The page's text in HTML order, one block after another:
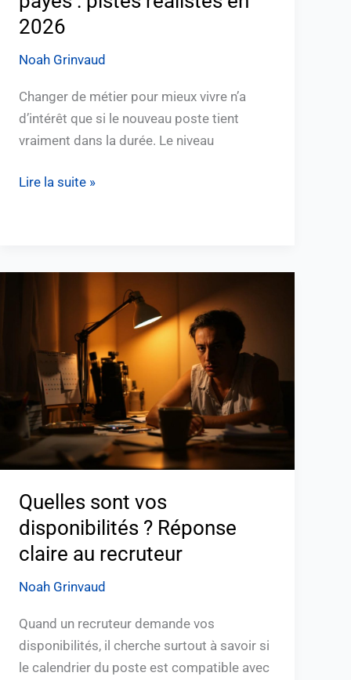
2026
Noah Grinvaud
Changer de métier pour mieux vivre n’a
d’intérêt que si le nouveau poste tient
vraiment dans la durée. Le niveau
Lire la suite »
Quelles sont vos
disponibilités ? Réponse
claire au recruteur
Noah Grinvaud
Quand un recruteur demande vos
disponibilités, il cherche surtout à savoir si
le calendrier du poste est compatible avec
disponibilités
Réponse
claire
au
recruteur